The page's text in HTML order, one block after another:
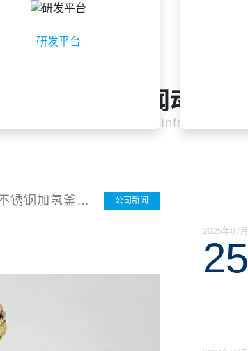
研发平台
新闻动态
News & Information
公司新闻
锈钢加氢釜设
2025年07月
25